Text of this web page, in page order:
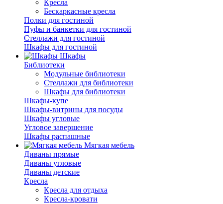
Кресла
Бескаркасные кресла
Полки для гостиной
Пуфы и банкетки для гостиной
Стеллажи для гостиной
Шкафы для гостиной
Шкафы
Библиотеки
Модульные библиотеки
Стеллажи для библиотеки
Шкафы для библиотеки
Шкафы-купе
Шкафы-витрины для посуды
Шкафы угловые
Угловое завершение
Шкафы распашные
Мягкая мебель
Диваны прямые
Диваны угловые
Диваны детские
Кресла
Кресла для отдыха
Кресла-кровати